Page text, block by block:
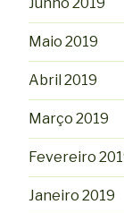
Maio 2019
Abril 2019
Março 2019
Fevereiro
Janeiro 2019